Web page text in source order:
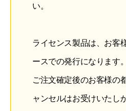
い。
ライセンス製品は、お客
ースでの発行になります。
ご注文確定後のお客様の
ャンセルはお受けいたし